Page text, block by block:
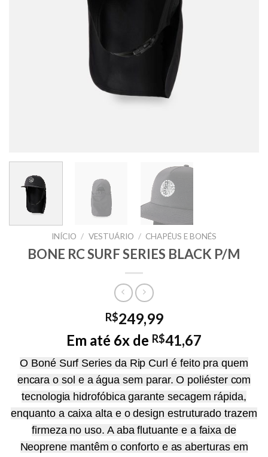
INÍCIO / VESTUÁRIO / CHAPÉUS E BONÉS
BONE RC SURF SERIES BLACK P/M
R$249,99
Em até 6x de R$41,67
O Boné Surf Series da Rip Curl é feito pra quem
encara o sol e a água sem parar. O poliéster com
tecnologia hidrofóbica garante secagem rápida,
enquanto a caixa alta e o design estruturado trazem
firmeza no uso. A aba flutuante e a faixa de
Neoprene mantêm o conforto e as aberturas em